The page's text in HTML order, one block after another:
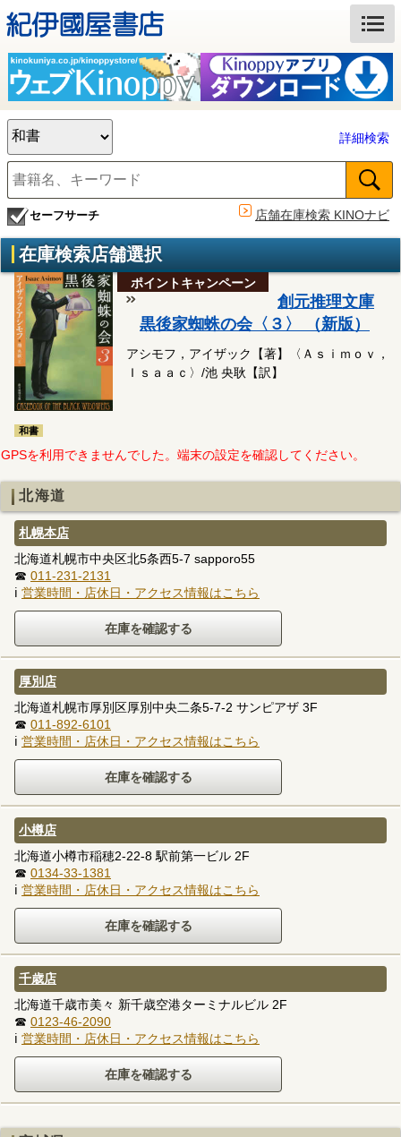
詳細検索
セーフサーチ 店舗在庫検索 KINOナビ
在庫検索店舗選択
和書
ポイントキャンペーン
創元推理文庫
黒後家蜘蛛の会〈３〉 （新版）
アシモフ，アイザック【著】〈Ａｓｉｍｏｖ，
Ｉｓａａｃ〉/池 央耿【訳】
GPSを利用できませんでした。端末の設定を確認してください。
北海道
札幌本店
北海道札幌市中央区北5条西5-7 sapporo55
☎ 011-231-2131
ℹ 営業時間・店休日・アクセス情報はこちら
厚別店
北海道札幌市厚別区厚別中央二条5-7-2 サンピアザ 3F
☎ 011-892-6101
ℹ 営業時間・店休日・アクセス情報はこちら
小樽店
北海道小樽市稲穂2-22-8 駅前第一ビル 2F
☎ 0134-33-1381
ℹ 営業時間・店休日・アクセス情報はこちら
千歳店
北海道千歳市美々 新千歳空港ターミナルビル 2F
☎ 0123-46-2090
ℹ 営業時間・店休日・アクセス情報はこちら